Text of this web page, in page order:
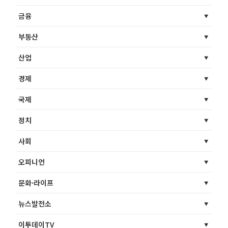
금융
부동산
산업
경제
국제
정치
사회
오피니언
문화·라이프
뉴스발전소
이투데이TV